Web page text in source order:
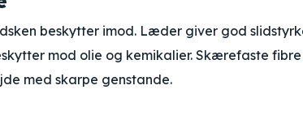
beskytter imod. Læder giver god
mod olie og kemikalier. Skærefaste fibre
med skarpe genstande.